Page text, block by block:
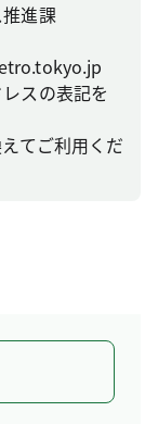
進課
スの表記を
てご利用くだ